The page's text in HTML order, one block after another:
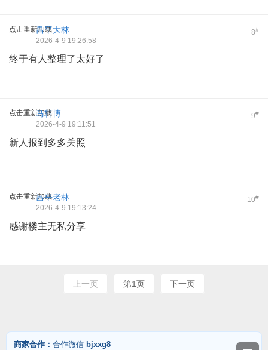
点击重新加载 8#
昌平大林
2026-4-9 19:26:58
终于有人整理了太好了
点击重新加载 9#
马轩博
2026-4-9 19:11:51
新人报到多多关照
点击重新加载 10#
昌平老林
2026-4-9 19:13:24
感谢楼主无私分享
上一页 第1页 下一页
商家合作： 合作微信 bjxxg8